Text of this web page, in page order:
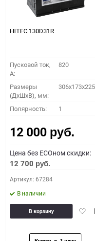
HITEC 130D31R
Пусковой ток,
A:
820
Размеры
(ДхШхВ), мм:
306x173x225
Полярность: 1
12 000 руб.
Цена без ECOном скидки:
12 700 руб.
Артикул: 67284
В наличии
В корзину